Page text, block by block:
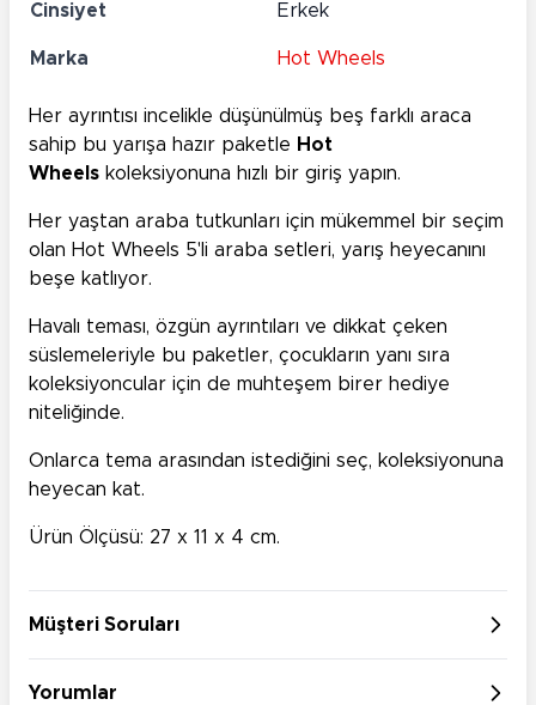
Cinsiyet Erkek
Marka Hot Wheels
Her ayrıntısı incelikle düşünülmüş beş farklı araca
sahip bu yarışa hazır paketle Hot
Wheels koleksiyonuna hızlı bir giriş yapın.
Her yaştan araba tutkunları için mükemmel bir seçim
olan Hot Wheels 5'li araba setleri, yarış heyecanını
beşe katlıyor.
Havalı teması, özgün ayrıntıları ve dikkat çeken
süslemeleriyle bu paketler, çocukların yanı sıra
koleksiyoncular için de muhteşem birer hediye
niteliğinde.
Onlarca tema arasından istediğini seç, koleksiyonuna
heyecan kat.
Ürün Ölçüsü: 27 x 11 x 4 cm.
Müşteri Soruları
Yorumlar